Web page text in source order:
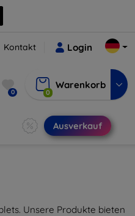
Kontakt Login
0 0
Warenkorb
Ausverkauf
Unsere Produkte bieten